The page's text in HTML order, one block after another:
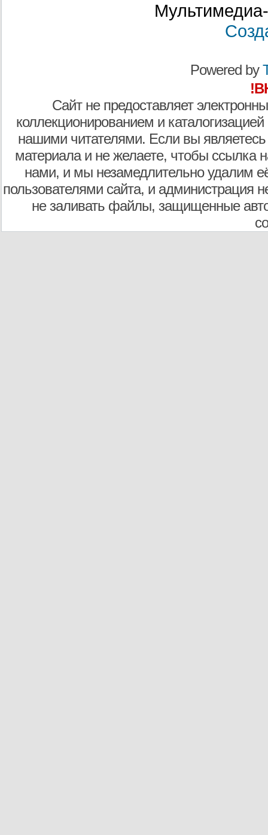
Powered by
Сайт не предоставляет
коллекционированием и
нашими читателями. Если вы являетесь
материала и не желаете, чтобы ссылка
нами, и мы незамедлительно удалим
пользователями сайта, и администрация
не заливать файлы, защищенные